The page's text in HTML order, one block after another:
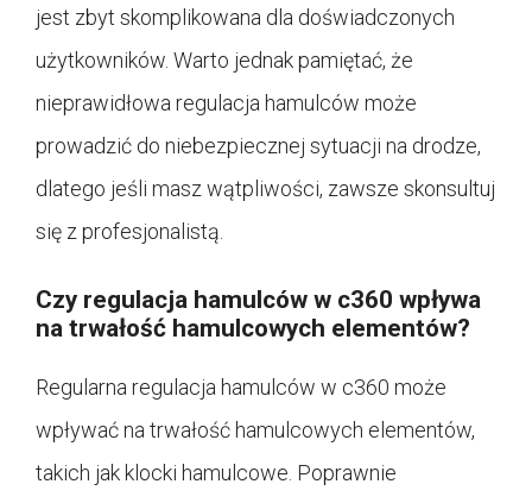
jest zbyt skomplikowana dla doświadczonych
użytkowników. Warto jednak pamiętać, że
nieprawidłowa regulacja hamulców może
prowadzić do niebezpiecznej sytuacji na drodze,
dlatego jeśli masz wątpliwości, zawsze skonsultuj
się z profesjonalistą.
Czy regulacja hamulców w c360 wpływa
na trwałość hamulcowych elementów?
Regularna regulacja hamulców w c360 może
wpływać na trwałość hamulcowych elementów,
takich jak klocki hamulcowe. Poprawnie